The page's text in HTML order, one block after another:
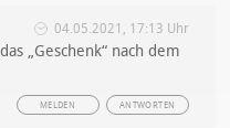
04.05.2021, 17:13 Uhr
„Geschenk“ nach dem
ANTWORTEN
MELDEN